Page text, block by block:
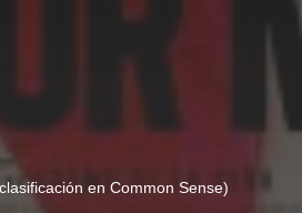
en Common Sense)